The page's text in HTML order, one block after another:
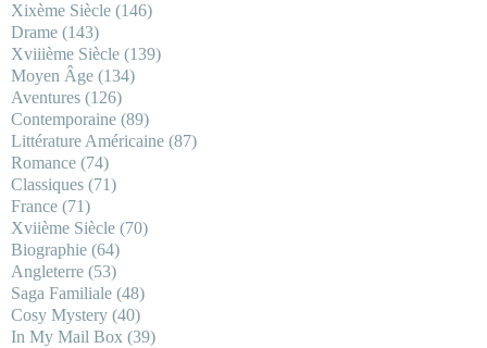
Xixème Siècle (146)
Drame (143)
Xviiième Siècle (139)
Moyen Âge (134)
Aventures (126)
Contemporaine (89)
Littérature Américaine (87)
Romance (74)
Classiques (71)
France (71)
Xviième Siècle (70)
Biographie (64)
Angleterre (53)
Saga Familiale (48)
Cosy Mystery (40)
In My Mail Box (39)